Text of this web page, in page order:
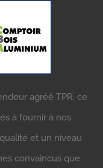
agréé TPR, ce
à fournir à nos
et un niveau
convaincus que